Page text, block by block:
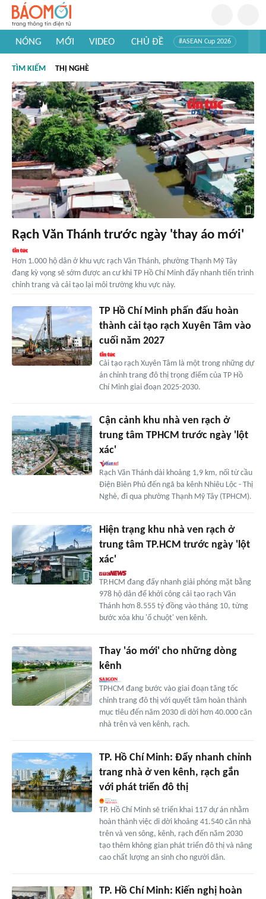
NÓNG MỚI VIDEO CHỦ ĐỀ #ASEAN Cup 2026
#Khám phá thế giới
TÌM KIẾM THỊ NGHÈ
Rạch Văn Thánh trước ngày 'thay áo mới'
Hơn 1.000 hộ dân ở khu vực rạch Văn Thánh, phường Thạnh Mỹ Tây
đang kỳ vọng sẽ sớm được an cư khi TP Hồ Chí Minh đẩy nhanh tiến trình
chỉnh trang và cải tạo lại môi trường khu vực này.
TP Hồ Chí Minh phấn đấu hoàn
thành cải tạo rạch Xuyên Tâm vào
cuối năm 2027
Cải tạo rạch Xuyên Tâm là một trong những dự
án chỉnh trang đô thị trọng điểm của TP Hồ
Chí Minh giai đoạn 2025-2030.
Cận cảnh khu nhà ven rạch ở
trung tâm TPHCM trước ngày 'lột
xác'
Rạch Văn Thánh dài khoảng 1,9 km, nối từ cầu
Điện Biên Phủ đến ngã ba kênh Nhiêu Lộc - Thị
Nghè, đi qua phường Thạnh Mỹ Tây (TPHCM).
Hiện trạng khu nhà ven rạch ở
trung tâm TP.HCM trước ngày 'lột
xác'
TP.HCM đang đẩy nhanh giải phóng mặt bằng
978 hộ dân để khởi công cải tạo rạch Văn
Thánh hơn 8.555 tỷ đồng vào tháng 10, từng
bước xóa khu 'ổ chuột' ven kênh.
Thay 'áo mới' cho những dòng
kênh
TPHCM đang bước vào giai đoạn tăng tốc
chỉnh trang đô thị với quyết tâm hoàn thành
mục tiêu đến năm 2030 di dời hơn 40.000 căn
nhà trên và ven kênh, rạch.
TP. Hồ Chí Minh: Đẩy nhanh chỉnh
trang nhà ở ven kênh, rạch gắn
với phát triển đô thị
TP. Hồ Chí Minh sẽ triển khai 117 dự án nhằm
hoàn thành việc di dời khoảng 41.540 căn nhà
trên và ven sông, kênh, rạch đến năm 2030
tạo thêm không gian phát triển đô thị và nâng
cao chất lượng an sinh cho người dân.
TP. Hồ Chí Minh: Kiến nghị hoàn